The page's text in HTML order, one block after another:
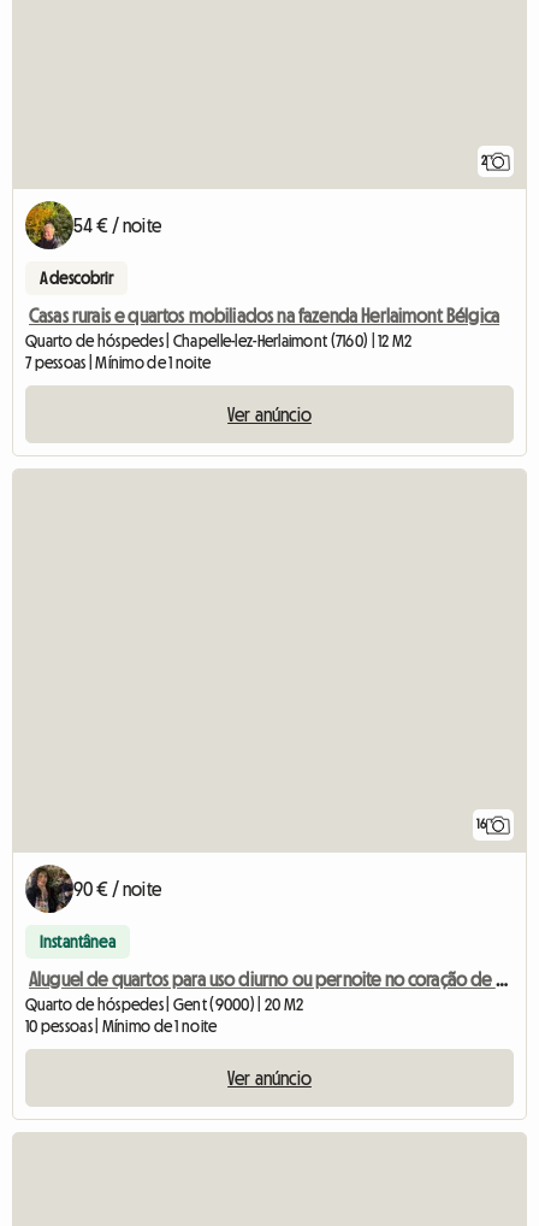
2
54 € / noite
A descobrir
Casas rurais e quartos mobiliados na fazenda Herlaimont Bélgica
Quarto de hóspedes | Chapelle-lez-Herlaimont (7160) | 12 M2
7 pessoas | Mínimo de 1 noite
Ver anúncio
16
90 € / noite
Instantânea
Aluguel de quartos para uso diurno ou pernoite no coração de Ghent.
Quarto de hóspedes | Gent (9000) | 20 M2
10 pessoas | Mínimo de 1 noite
Ver anúncio